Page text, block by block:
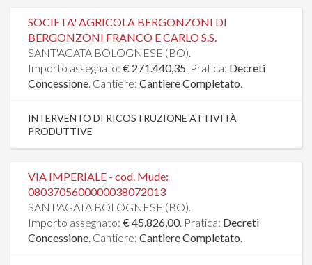
SOCIETA' AGRICOLA BERGONZONI DI
BERGONZONI FRANCO E CARLO S.S.
SANT'AGATA BOLOGNESE (BO).
Importo assegnato: € 271.440,35. Pratica: Decreti
Concessione. Cantiere: Cantiere Completato.
INTERVENTO DI RICOSTRUZIONE ATTIVITÀ
PRODUTTIVE
VIA IMPERIALE - cod. Mude:
0803705600000038072013
SANT'AGATA BOLOGNESE (BO).
Importo assegnato: € 45.826,00. Pratica: Decreti
Concessione. Cantiere: Cantiere Completato.